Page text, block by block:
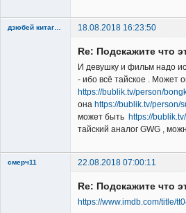
18.08.2018 16:23:50
Re: Подскажите что
И девушку и фильм надо
- ибо всё тайское . Может
https://bublik.tv/person/
она https://bublik.tv/person/
может быть https://
тайский аналог GWG ,
смерч11
22.08.2018 07:00:11
Re: Подскажите что
https://www.imdb.com/title/